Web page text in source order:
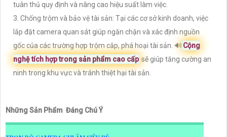
tuân thủ quy định và nâng cao hiệu suất làm việc.
3. Chống trộm và bảo vệ tài sản: Tại các cơ sở kinh doanh, việc
lắp đặt camera quan sát giúp ngăn chặn và xác định nguồn
gốc của các trường hợp trộm cắp, phá hoại tài sản. 🔊 Cộng
nghệ tích hợp trong sản phẩm cao cấp sẽ giúp tăng cường an
ninh trong khu vực và tránh thiệt hại tài sản.
Những Sản Phẩm Đáng Chú Ý